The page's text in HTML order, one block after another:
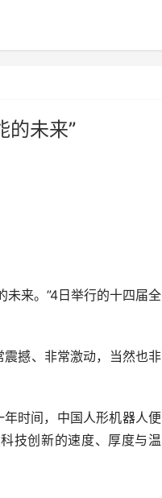
的未来”
来。”4日举行的十四届全
撼、非常激动，当然也非
时间，中国人形机器人便
技创新的速度、厚度与温